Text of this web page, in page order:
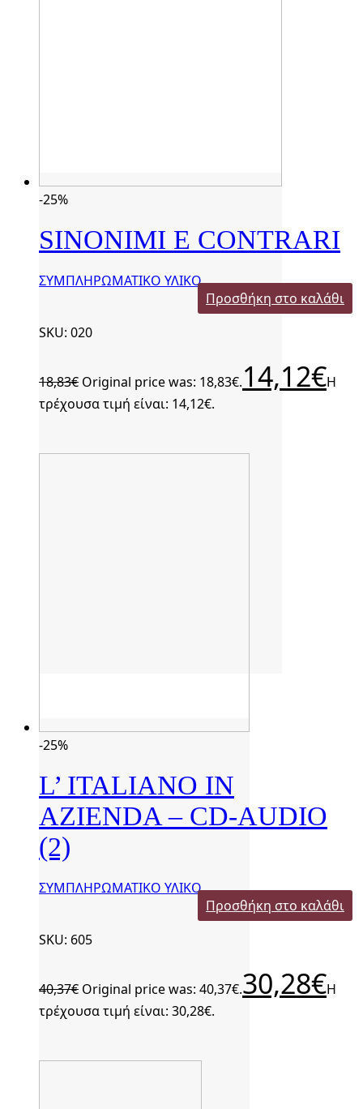
-25%
SINONIMI E CONTRARI
ΣΥΜΠΛΗΡΩΜΑΤΙΚΟ ΥΛΙΚΟ
Προσθήκη στο καλάθι
SKU: 020
18,83€ Original price was: 18,83€.14,12€Η
τρέχουσα τιμή είναι: 14,12€.
-25%
L’ ITALIANO IN
AZIENDA – CD-AUDIO
(2)
ΣΥΜΠΛΗΡΩΜΑΤΙΚΟ ΥΛΙΚΟ
Προσθήκη στο καλάθι
SKU: 605
40,37€ Original price was: 40,37€.30,28€Η
τρέχουσα τιμή είναι: 30,28€.